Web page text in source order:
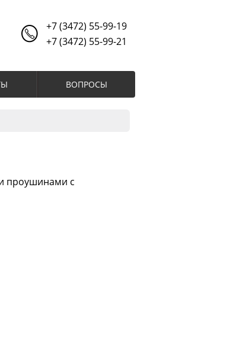
+7 (3472) 55-99-19
+7 (3472) 55-99-21
ВОПРОСЫ
проушинами с